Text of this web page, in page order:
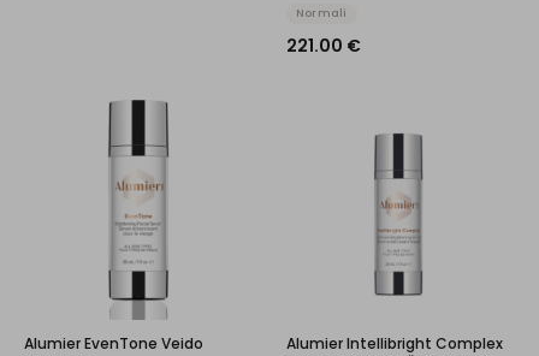
Normali
221.00 €
Alumier EvenTone Veido
Alumier Intellibright Complex